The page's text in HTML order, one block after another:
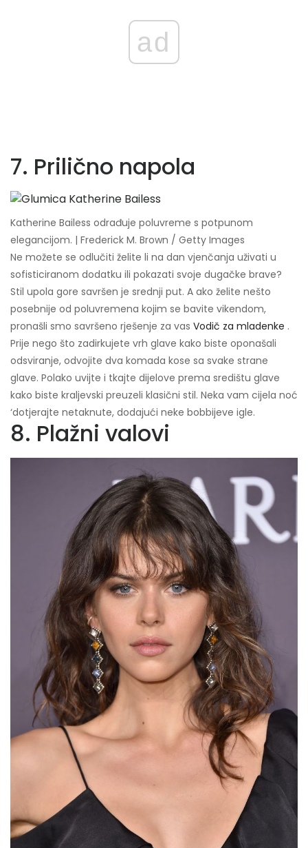
ad
7. Prilično napola
Katherine Bailess odrađuje poluvreme s potpunom
elegancijom. | Frederick M. Brown / Getty Images
Ne možete se odlučiti želite li na dan vjenčanja uživati ​​u
sofisticiranom dodatku ili pokazati svoje dugačke brave?
Stil upola gore savršen je srednji put. A ako želite nešto
posebnije od poluvremena kojim se bavite vikendom,
pronašli smo savršeno rješenje za vas Vodič za mladenke .
Prije nego što zadirkujete vrh glave kako biste oponašali
odsviranje, odvojite dva komada kose sa svake strane
glave. Polako uvijte i tkajte dijelove prema središtu glave
kako biste kraljevski preuzeli klasični stil. Neka vam cijela noć
‘dotjerajte netaknute, dodajući neke bobbijeve igle.
8. Plažni valovi